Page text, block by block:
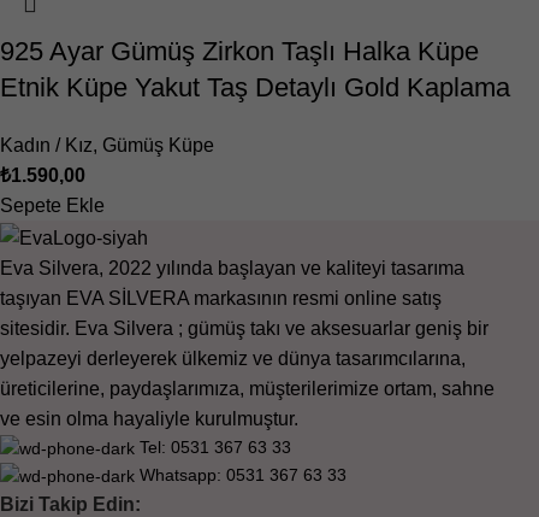
925 Ayar Gümüş Zirkon Taşlı Halka Küpe
Etnik Küpe Yakut Taş Detaylı Gold Kaplama
Kadın / Kız, Gümüş Küpe
₺1.590,00
Sepete Ekle
Eva Silvera, 2022 yılında başlayan ve kaliteyi tasarıma
taşıyan EVA SİLVERA markasının resmi online satış
sitesidir. Eva Silvera ; gümüş takı ve aksesuarlar geniş bir
yelpazeyi derleyerek ülkemiz ve dünya tasarımcılarına,
üreticilerine, paydaşlarımıza, müşterilerimize ortam, sahne
ve esin olma hayaliyle kurulmuştur.
Tel: 0531 367 63 33
Whatsapp: 0531 367 63 33
Bizi Takip Edin: